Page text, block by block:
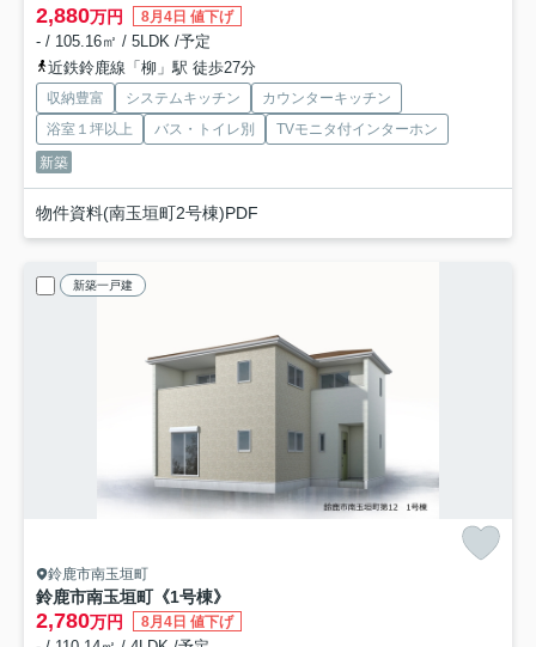
2,880万円 8月4日 値下げ
- / 105.16㎡ / 5LDK /予定
近鉄鈴鹿線「柳」駅 徒歩27分
収納豊富 システムキッチン
カウンターキッチン
浴室１坪以上
バス・トイレ別
TVモニタ付インターホン
新築
物件資料(南玉垣町2号棟)PDF
新築一戸建
鈴鹿市南玉垣町
鈴鹿市南玉垣町《1号棟》
2,780万円 8月4日 値下げ